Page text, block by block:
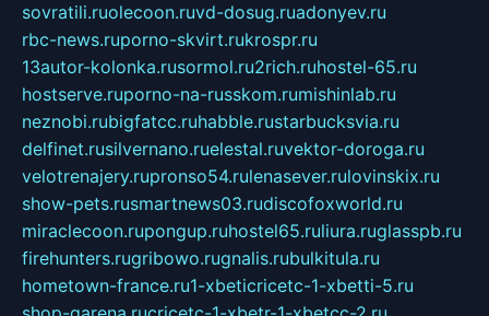
sovratili.ruolecoon.ruvd-dosug.ruadonyev.ru
rbc-news.ruporno-skvirt.rukrospr.ru
13autor-kolonka.rusormol.ru2rich.ruhostel-65.ru
hostserve.ruporno-na-russkom.rumishinlab.ru
neznobi.rubigfatcc.ruhabble.rustarbucksvia.ru
delfinet.rusilvernano.ruelestal.ruvektor-doroga.ru
velotrenajery.rupronso54.rulenasever.rulovinskix.ru
show-pets.rusmartnews03.rudiscofoxworld.ru
miraclecoon.rupongup.ruhostel65.ruliura.ruglasspb.ru
firehunters.rugribowo.rugnalis.rubulkitula.ru
hometown-france.ru1-xbeticricetc-1-xbetti-5.ru